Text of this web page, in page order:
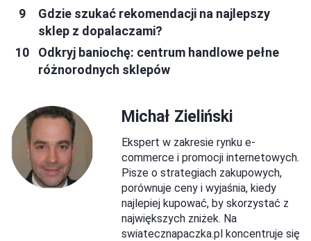
Gdzie szukać rekomendacji na najlepszy
sklep z dopalaczami?
Odkryj baniochę: centrum handlowe pełne
różnorodnych sklepów
Michał Zieliński
Ekspert w zakresie rynku e-
commerce i promocji internetowych.
Pisze o strategiach zakupowych,
porównuje ceny i wyjaśnia, kiedy
najlepiej kupować, by skorzystać z
największych zniżek. Na
swiatecznapaczka.pl koncentruje się